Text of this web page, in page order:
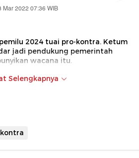
Mar 2022 07:36 WIB
2024 tuai pro-kontra. Ketum
jadi pendukung pemerintah
wacana itu.
mengamini wacana itu. Namun,
hingga golongan di luar
Selengkapnya